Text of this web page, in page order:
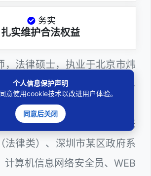
务实
扎实维护合法权益
，法律硕士，执业于北京市炜
师事务所，律师执业证号为14
。邓杰律师现（或曾）
民政府听证员、深圳市政府采
法律类）、深圳市某区政府系
计算机信息网络安全员、WEB
个人信息保护声明
意使用cookie技术以改进用户体验。
同意后关闭